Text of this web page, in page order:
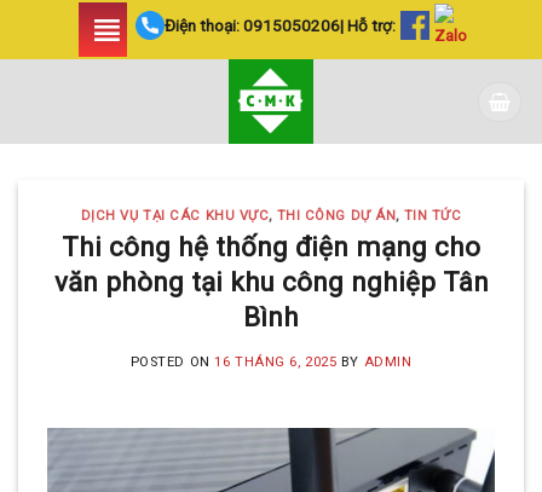
Điện thoại:0915050206| Hỗ trợ:
DỊCH VỤ TẠI CÁC KHU VỰC, THI CÔNG DỰ ÁN, TIN TỨC
Thi công hệ thống điện mạng cho
văn phòng tại khu công nghiệp Tân
Bình
POSTED ON16 THÁNG 6, 2025 BY ADMIN